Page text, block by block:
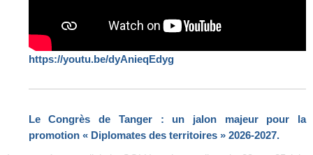
https://youtu.be/dyAnieqEdyg
Le Congrès de Tanger : un jalon majeur pour la
promotion « Diplomates des territoires » 2026-2027.